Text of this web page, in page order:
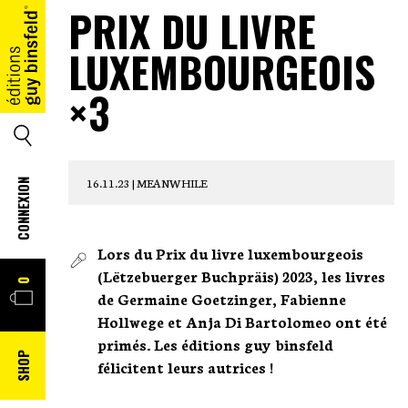
ACCUEIL
SEARCH
CONNEXION
PANIER
0
SHOP
PRIX DU LIVRE
LUXEMBOURGEOIS
×3
16.11.23 |MEANWHILE
Lors du Prix du livre luxembourgeois
(Lëtzebuerger Buchpräis) 2023, les livres
de Germaine Goetzinger, Fabienne
Hollwege et Anja Di Bartolomeo ont été
primés. Les éditions guy binsfeld
félicitent leurs autrices !